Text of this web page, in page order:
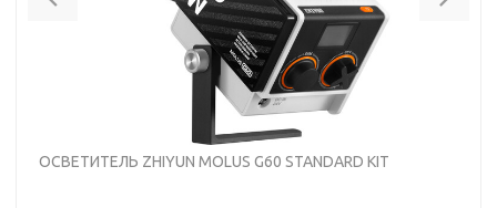
ОСВЕТИТЕЛЬ ZHIYUN MOLUS G60 STANDARD KIT